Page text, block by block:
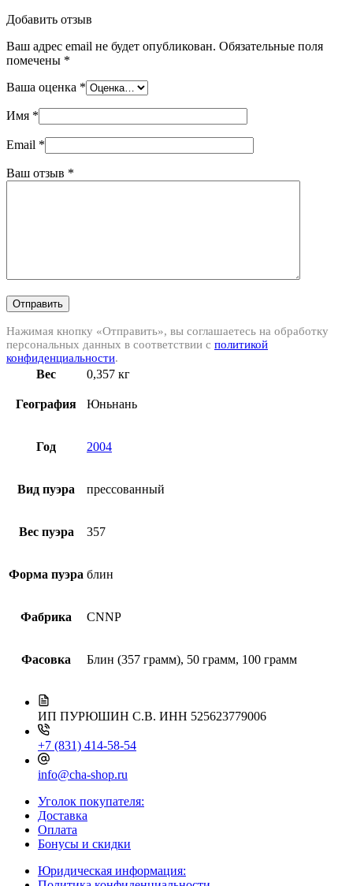
Добавить отзыв
Ваш адрес email не будет опубликован. Обязательные поля
помечены *
Ваша оценка *
Имя *
Email *
Ваш отзыв *
Отправить
Нажимая кнопку «Отправить», вы соглашаетесь на обработку
персональных данных в соответствии с политикой
конфиденциальности.
Вес 0,357 кг
География Юньнань
Год 2004
Вид пуэра прессованный
Вес пуэра 357
Форма пуэра блин
Фабрика CNNP
Фасовка Блин (357 грамм), 50 грамм, 100 грамм
ИП ПУРЮШИН С.В. ИНН 525623779006
+7 (831) 414-58-54
info@cha-shop.ru
Уголок покупателя:
Доставка
Оплата
Бонусы и скидки
Юридическая информация: